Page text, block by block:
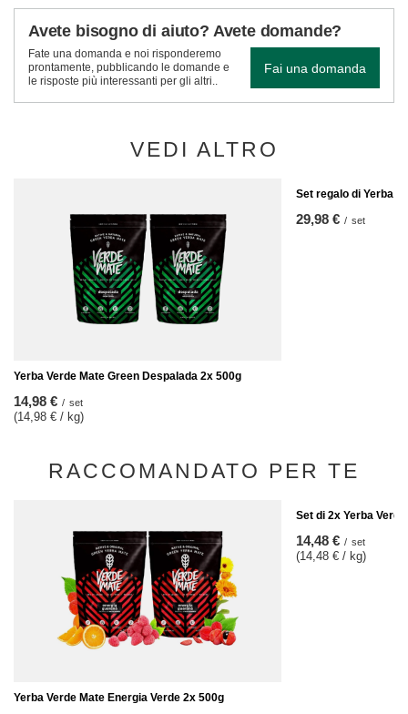
Avete bisogno di aiuto? Avete domande?
Fate una domanda e noi risponderemo
prontamente, pubblicando le domande e
le risposte più interessanti per gli altri..
Fai una domanda
VEDI ALTRO
Yerba Verde Mate Green Despalada 2x 500g
14,98 € / set
(14,98 € / kg)
Set regalo di Yerba
29,98 € / set
RACCOMANDATO PER TE
Yerba Verde Mate Energia Verde 2x 500g
Set di 2x Yerba
14,48 € / set
(14,48 € / kg)